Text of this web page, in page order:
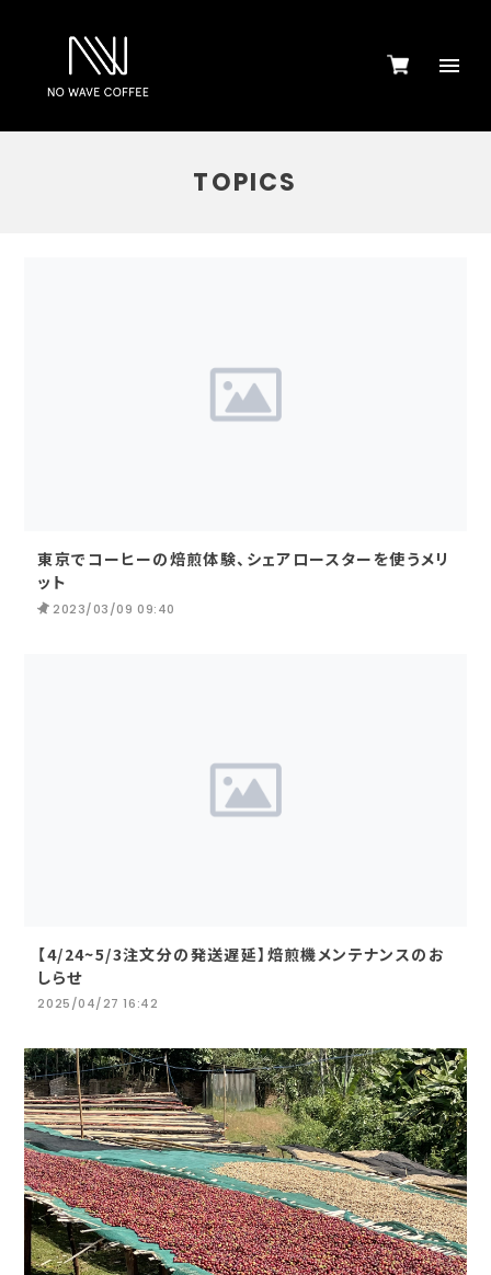
TOPICS
東京でコーヒーの焙煎体験、シェアロースターを使うメリ
ット
2023/03/09 09:40
【4/24~5/3注文分の発送遅延】焙煎機メンテナンスのお
しらせ
2025/04/27 16:42